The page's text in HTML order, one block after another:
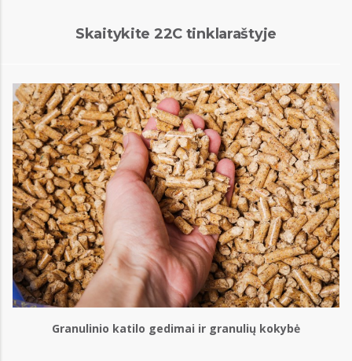
Skaitykite 22C tinklaraštyje
Granulinio katilo gedimai ir granulių kokybė